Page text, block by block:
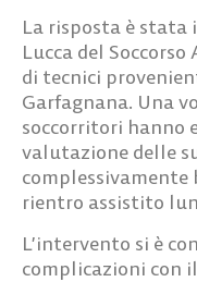
La risposta è stata
Lucca del
di tecnici
Garfagnana. Una
soccorritori hanno
valutazione delle
complessivamente
rientro assistito
L’intervento si è
complicazioni con